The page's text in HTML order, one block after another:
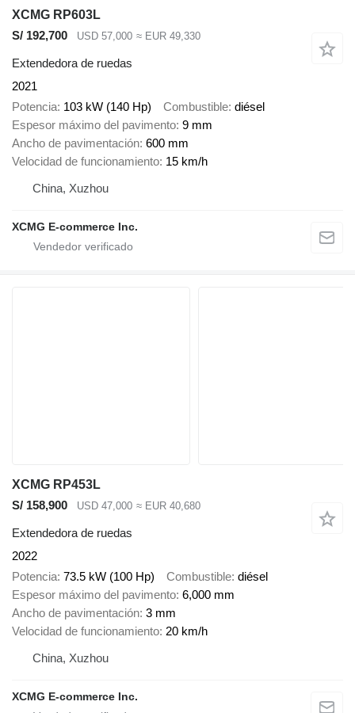
XCMG RP603L
S/ 192,700
USD 57,000 ≈ EUR 49,330
Extendedora de ruedas
2021
Potencia 103 kW (140 Hp) Combustible diésel
Espesor máximo del pavimento 9 mm
Ancho de pavimentación 600 mm
Velocidad de funcionamiento 15 km/h
China, Xuzhou
XCMG E-commerce Inc.
XCMG RP453L
S/ 158,900
USD 47,000 ≈ EUR 40,680
Extendedora de ruedas
2022
Potencia 73.5 kW (100 Hp) Combustible diésel
Espesor máximo del pavimento 6,000 mm
Ancho de pavimentación 3 mm
Velocidad de funcionamiento 20 km/h
China, Xuzhou
XCMG E-commerce Inc.